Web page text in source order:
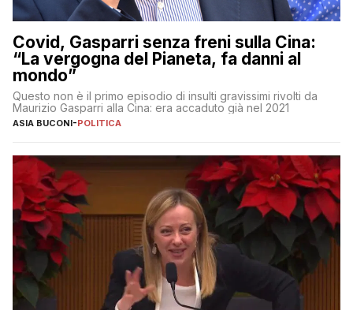
Covid, Gasparri senza freni sulla Cina:
“La vergogna del Pianeta, fa danni al
mondo”
Questo non è il primo episodio di insulti gravissimi rivolti da
Maurizio Gasparri alla Cina: era accaduto già nel 2021
ASIA BUCONI-POLITICA